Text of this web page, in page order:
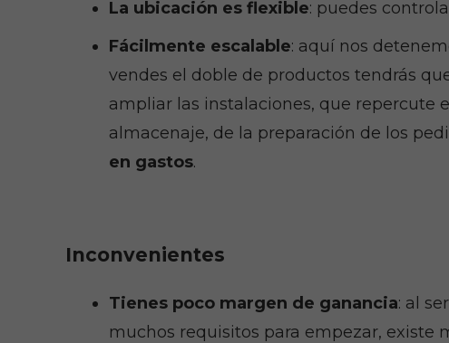
La ubicación es flexible: puedes
Fácilmente escalable: aquí nos
vendes el doble de productos tendrás
ampliar las instalaciones, que repercute
almacenaje, de la preparación de los
en gastos.
Inconvenientes
Tienes poco margen de ganancia: al
muchos requisitos para empezar, existe